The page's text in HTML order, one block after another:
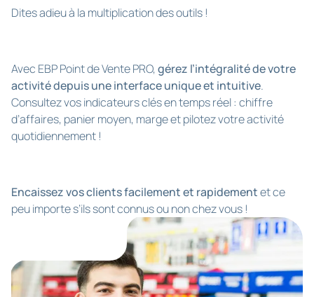
Dites adieu à la multiplication des outils !
Avec EBP Point de Vente PRO, gérez l’intégralité de votre
activité depuis une interface unique et intuitive.
Consultez vos indicateurs clés en temps réel : chiffre
d’affaires, panier moyen, marge et pilotez votre activité
quotidiennement !
Encaissez vos clients facilement et rapidementet ce
peu importe s’ils sont connus ou non chez vous !